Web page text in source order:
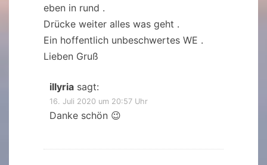
eben in rund .
Drücke weiter alles was geht .
Ein hoffentlich unbeschwertes WE .
Lieben Gruß
illyria sagt:
16. Juli 2020 um 20:57 Uhr
Danke schön 😉